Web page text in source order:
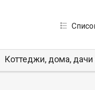
Коттеджи, дома,